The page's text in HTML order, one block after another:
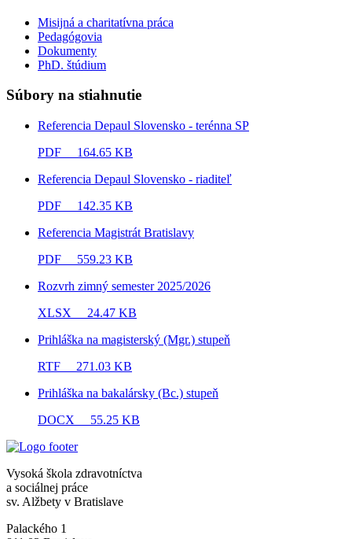
Misijná a charitatívna práca
Pedagógovia
Dokumenty
PhD. štúdium
Súbory na stiahnutie
Referencia Depaul Slovensko - terénna SP
PDF 164.65 KB
Referencia Depaul Slovensko - riaditeľ
PDF 142.35 KB
Referencia Magistrát Bratislavy
PDF 559.23 KB
Rozvrh zimný semester 2025/2026
XLSX 24.47 KB
Prihláška na magisterský (Mgr.) stupeň
RTF 271.03 KB
Prihláška na bakalársky (Bc.) stupeň
DOCX 55.25 KB
Vysoká škola zdravotníctva
a sociálnej práce
sv. Alžbety v Bratislave
Palackého 1